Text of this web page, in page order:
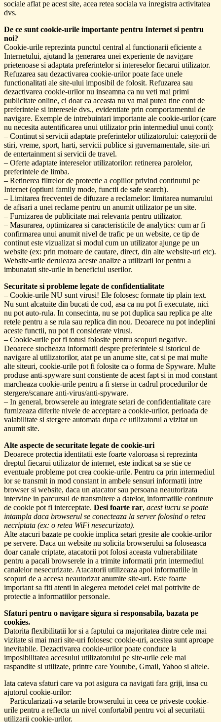
sociale aflat pe acest site, acea retea sociala va inregistra activitatea
dvs.
De ce sunt cookie-urile importante pentru Internet si pentru
noi?
Cookie-urile reprezinta punctul central al functionarii eficiente a
Internetului, ajutand la generarea unei experiente de navigare
prietenoase si adaptata preferintelor si intereselor fiecarui utilizator.
Refuzarea sau dezactivarea cookie-urilor poate face unele
functionalitati ale site-ului imposibil de folosit. Refuzarea sau
dezactivarea cookie-urilor nu inseamna ca nu veti mai primi
publicitate online, ci doar ca aceasta nu va mai putea tine cont de
preferintele si interesele dvs., evidentiate prin comportamentul de
navigare. Exemple de intrebuintari importante ale cookie-urilor (care
nu necesita autentificarea unui utilizator prin intermediul unui cont):
– Continut si servicii adaptate preferintelor utilizatorului: categorii de
stiri, vreme, sport, harti, servicii publice si guvernamentale, site-uri
de entertainment si servicii de travel.
– Oferte adaptate intereselor utilizatorilor: retinerea parolelor,
preferintele de limba.
– Retinerea filtrelor de protectie a copiilor privind continutul pe
Internet (optiuni family mode, functii de safe search).
– Limitarea frecventei de difuzare a reclamelor: limitarea numarului
de afisari a unei reclame pentru un anumit utilizator pe un site.
– Furnizarea de publicitate mai relevanta pentru utilizator.
– Masurarea, optimizarea si caracteristicile de analytics: cum ar fi
confirmarea unui anumit nivel de trafic pe un website, ce tip de
continut este vizualizat si modul cum un utilizator ajunge pe un
website (ex: prin motoare de cautare, direct, din alte website-uri etc).
Website-urile deruleaza aceste analize a utilizarii lor pentru a
imbunatati site-urile in beneficiul userilor.
Securitate si probleme legate de confidentialitate
– Cookie-urile NU sunt virusi! Ele folosesc formate tip plain text.
Nu sunt alcatuite din bucati de cod, asa ca nu pot fi executate, nici
nu pot auto-rula. In consecinta, nu se pot duplica sau replica pe alte
retele pentru a se rula sau replica din nou. Deoarece nu pot indeplini
aceste functii, nu pot fi considerate virusi.
– Cookie-urile pot fi totusi folosite pentru scopuri negative.
Deoarece stocheaza informatii despre preferintele si istoricul de
navigare al utilizatorilor, atat pe un anume site, cat si pe mai multe
alte siteuri, cookie-urile pot fi folosite ca o forma de Spyware. Multe
produse anti-spyware sunt constiente de acest fapt si in mod constant
marcheaza cookie-urile pentru a fi sterse in cadrul procedurilor de
stergere/scanare anti-virus/anti-spyware.
– In general, browserele au integrate setari de confidentialitate care
furnizeaza diferite nivele de acceptare a cookie-urilor, perioada de
valabilitate si stergere automata dupa ce utilizatorul a vizitat un
anumit site.
Alte aspecte de securitate legate de cookie-uri
Deoarece protectia identitatii este foarte valoroasa si reprezinta
dreptul fiecarui utilizator de internet, este indicat sa se stie ce
eventuale probleme pot crea cookie-urile. Pentru ca prin intermediul
lor se transmit in mod constant in ambele sensuri informatii intre
browser si website, daca un atacator sau persoana neautorizata
intervine in parcursul de transmitere a datelor, informatiile continute
de cookie pot fi interceptate. Desi foarte rar, acest lucru se poate
intampla daca browserul se conecteaza la server folosind o retea
necriptata (ex: o retea WiFi nesecurizata).
Alte atacuri bazate pe cookie implica setari gresite ale cookie-urilor
pe servere. Daca un website nu solicita browserului sa foloseasca
doar canale criptate, atacatorii pot folosi aceasta vulnerabilitate
pentru a pacali browserele in a trimite informatii prin intermediul
canalelor nesecurizate. Atacatorii utilizeaza apoi informatiile in
scopuri de a accesa neautorizat anumite site-uri. Este foarte
important sa fiti atenti in alegerea metodei celei mai potrivite de
protectie a informatiilor personale.
Sfaturi pentru o navigare sigura si responsabila, bazata pe
cookies.
Datorita flexibilitatii lor si a faptului ca majoritatea dintre cele mai
vizitate si mai mari site-uri folosesc cookie-uri, acestea sunt aproape
inevitabile. Dezactivarea cookie-urilor poate conduce la
imposibilitatea accesului utilizatorului pe site-urile cele mai
raspandite si utilizate, printre care Youtube, Gmail, Yahoo si altele.
Iata cateva sfaturi care va pot asigura ca navigati fara griji, insa cu
ajutorul cookie-urilor:
– Particularizati-va setarile browserului in ceea ce priveste cookie-
urile pentru a reflecta un nivel confortabil pentru voi al securitatii
utilizarii cookie-urilor.